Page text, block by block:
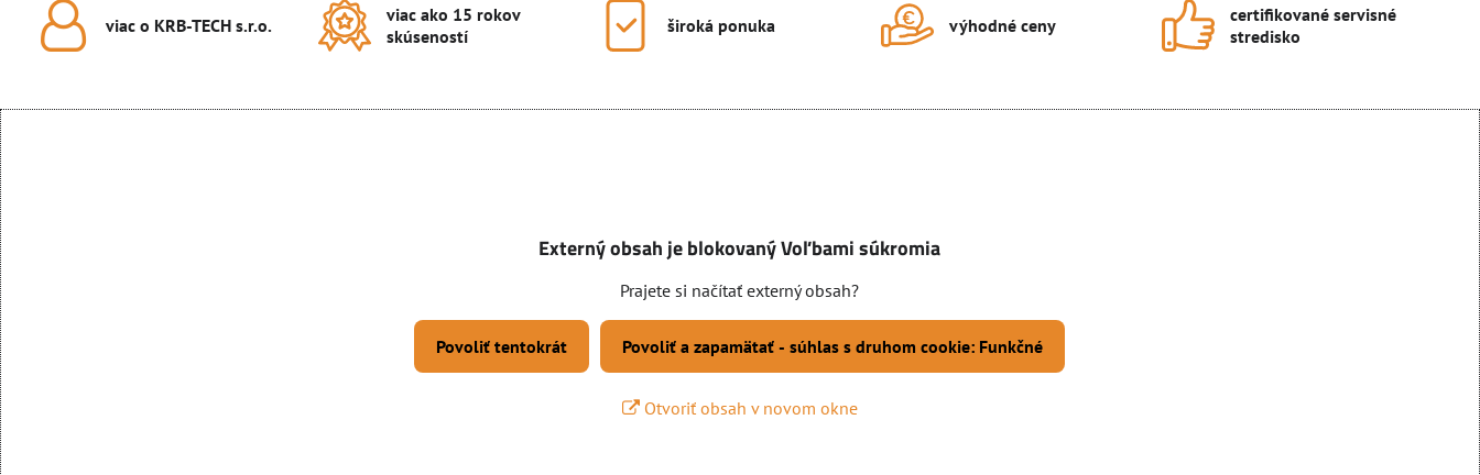
viac o KRB-TECH s​.r​.o​.
viac ako 15 rokov
skúseností
široká ponuka výhodné ceny
certifikované servisné
stredisko
Externý obsah je blokovaný Voľbami súkromia
Prajete si načítať externý obsah?
Povoliť tentokrát Povoliť a zapamätať - súhlas s druhom cookie: Funkčné
Otvoriť obsah v novom okne